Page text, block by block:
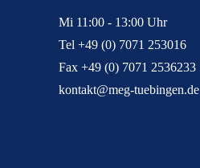
Mi 11:00 - 13:00 Uhr
Tel +49 (0) 7071 253016
Fax +49 (0) 7071 2536233
kontakt@meg-tuebingen.de